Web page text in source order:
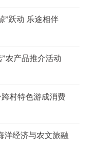
”跃动 乐途相伴
农产品推介活动
村特色游成消费
洋经济与农文旅融